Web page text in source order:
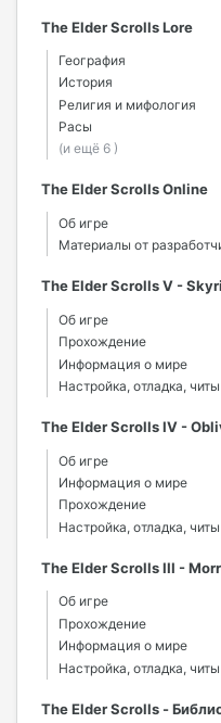
The Elder Scrolls Lore
География
История
Религия и мифология
Расы
(и ещё 6 )
The Elder Scrolls Online
Об игре
Материалы от
The Elder Scrolls V -
Об игре
Прохождение
Информация о мире
Настройка, отладка, читы
The Elder Scrolls IV -
Об игре
Информация о мире
Прохождение
Настройка, отладка, читы
The Elder Scrolls III -
Об игре
Прохождение
Информация о мире
Настройка, отладка, читы
The Elder Scrolls -